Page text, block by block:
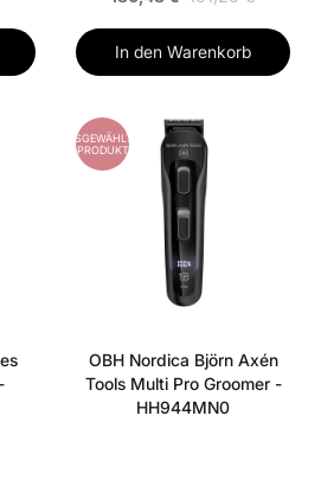
In den Warenkorb
AUSGEWÄHLTES
PRODUKT
OBH Nordica Björn Axén
Tools Multi Pro Groomer -
HH944MN0